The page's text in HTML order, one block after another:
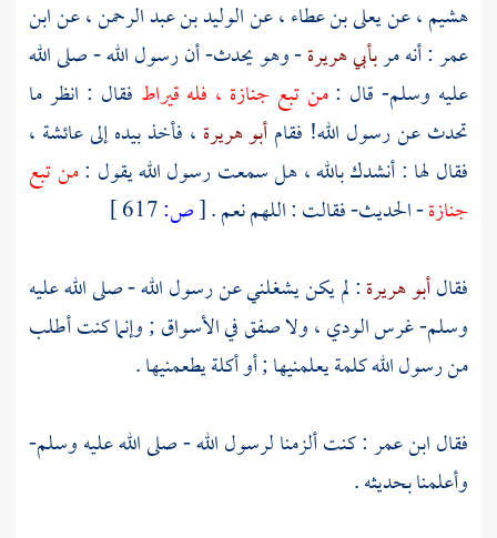
هشيم، عنيعلى بن عطاء، عنالوليد بن عبد الرحمن، عنابن
عمر: أنه مربأبي هريرة- وهو يحدث- أن رسول الله - صلى الله
عليه وسلم- قال :من تبع جنازة ، فله قيراط فقال : انظر ما
تحدث عن رسول الله! فقامأبو هريرة ، فأخذ بيده إلىعائشة ،
فقال لها : أنشدك بالله ، هل سمعت رسول الله يقول :من تبع
جنازة- الحديث- فقالت : اللهم نعم .[ص:
فقالأبو هريرة: لم يكن يشغلني عن رسول الله - صلى الله عليه
وسلم- غرس الودي ، ولا صفق في الأسواق ; وإنما كنت أطلب
من رسول الله كلمة يعلمنيها ; أو أكلة يطعمنيها .
فقالابن عمر: كنت ألزمنا لرسول الله - صلى الله عليه وسلم-
وأعلمنا بحديثه .